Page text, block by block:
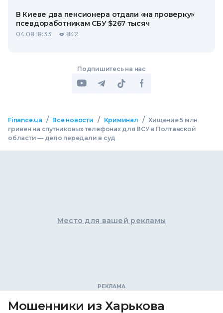
В Киеве два пенсионера отдали «на проверку»
псевдоработникам СБУ $267 тысяч
04.08 18:33 842
Подпишитесь на нас
Finance.ua / Все новости / Криминал / Хищение 5 млн
гривен на спутниковых телефонах для ВСУ в Полтавской
области — дело передали в суд
Место для вашей рекламы
Мошенники из Харькова